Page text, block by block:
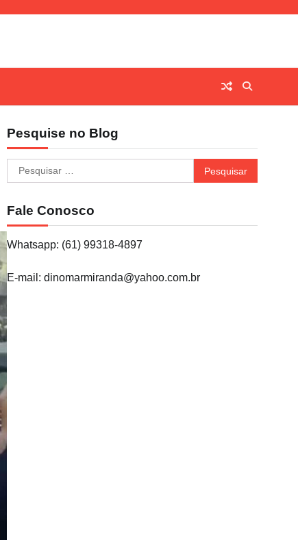
Pesquise no Blog
Pesquisar
por:
Fale Conosco
Whatsapp: (61) 99318-4897
E-mail: dinomarmiranda@yahoo.com.br